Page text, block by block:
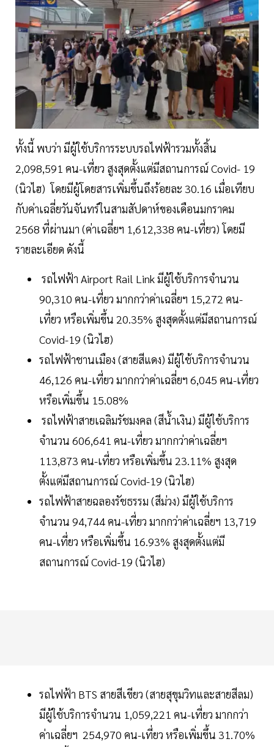
ทั้งนี้ พบว่า มีผู้ใช้บริการระบบรถไฟฟ้ารวมทั้งสิ้น
2,098,591 คน-เที่ยว สูงสุดตั้งแต่มีสถานการณ์ Covid- 19
(นิวไฮ) โดยมีผู้โดยสารเพิ่มขึ้นถึงร้อยละ 30.16 เมื่อเทียบ
กับค่าเฉลี่ยวันจันทร์ในสามสัปดาห์ของเดือนมกราคม
2568 ที่ผ่านมา (ค่าเฉลี่ยฯ 1,612,338 คน-เที่ยว) โดยมี
รายละเอียด ดังนี้
รถไฟฟ้า Airport Rail Link มีผู้ใช้บริการจำนวน
90,310 คน-เที่ยว มากกว่าค่าเฉลี่ยฯ 15,272 คน-
เที่ยว หรือเพิ่มขึ้น 20.35% สูงสุดตั้งแต่มีสถานการณ์
Covid-19 (นิวไฮ)
รถไฟฟ้าชานเมือง (สายสีแดง) มีผู้ใช้บริการจำนวน
46,126 คน-เที่ยว มากกว่าค่าเฉลี่ยฯ 6,045 คน-เที่ยว
หรือเพิ่มขึ้น 15.08%
รถไฟฟ้าสายเฉลิมรัชมงคล (สีน้ำเงิน) มีผู้ใช้บริการ
จำนวน 606,641 คน-เที่ยว มากกว่าค่าเฉลี่ยฯ
113,873 คน-เที่ยว หรือเพิ่มขึ้น 23.11% สูงสุด
ตั้งแต่มีสถานการณ์ Covid-19 (นิวไฮ)
รถไฟฟ้าสายฉลองรัชธรรม (สีม่วง) มีผู้ใช้บริการ
จำนวน 94,744 คน-เที่ยว มากกว่าค่าเฉลี่ยฯ 13,719
คน-เที่ยว หรือเพิ่มขึ้น 16.93% สูงสุดตั้งแต่มี
สถานการณ์ Covid-19 (นิวไฮ)
รถไฟฟ้า BTS สายสีเขียว (สายสุขุมวิทและสายสีลม)
มีผู้ใช้บริการจำนวน 1,059,221 คน-เที่ยว มากกว่า
ค่าเฉลี่ยฯ 254,970 คน-เที่ยว หรือเพิ่มขึ้น 31.70%